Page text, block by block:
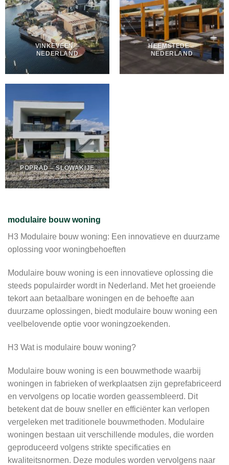
VINKEVEEN –
NEDERLAND
HEEMSTEDE –
NEDERLAND
POPRAD – SLOWAKIJE
modulaire bouw woning
H3 Modulaire bouw woning: Een innovatieve en duurzame
oplossing voor woningbehoeften
Modulaire bouw woning is een innovatieve oplossing die
steeds populairder wordt in Nederland. Met het groeiende
tekort aan betaalbare woningen en de behoefte aan
duurzame oplossingen, biedt modulaire bouw woning een
veelbelovende optie voor woningzoekenden.
H3 Wat is modulaire bouw woning?
Modulaire bouw woning is een bouwmethode waarbij
woningen in fabrieken of werkplaatsen zijn geprefabriceerd
en vervolgens op locatie worden geassembleerd. Dit
betekent dat de bouw sneller en efficiënter kan verlopen
vergeleken met traditionele bouwmethoden. Modulaire
woningen bestaan uit verschillende modules, die worden
geproduceerd volgens strikte specificaties en
kwaliteitsnormen. Deze modules worden vervolgens naar